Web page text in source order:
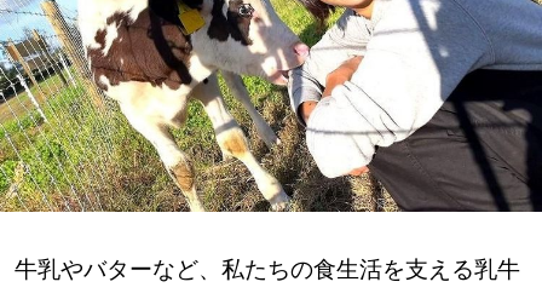
ゆるむ
SitakkeTV
LOCAL ローカルエリア
all
牛乳やバターなど、私たちの食生活を支える乳牛